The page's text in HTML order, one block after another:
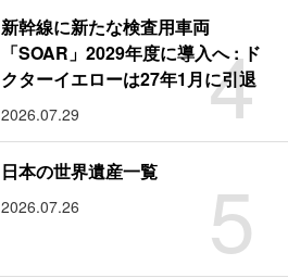
4
新幹線に新たな検査用車両
「SOAR」2029年度に導入へ : ド
クターイエローは27年1月に引退
2026.07.29
5
日本の世界遺産一覧
2026.07.26